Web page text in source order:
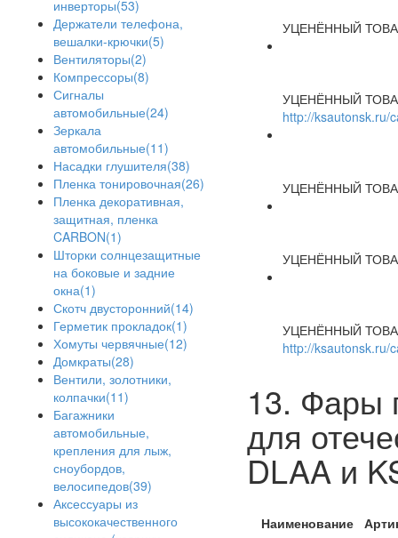
инверторы(53)
Держатели телефона,
вешалки-крючки(5)
Вентиляторы(2)
Компрессоры(8)
Сигналы
автомобильные(24)
Зеркала
автомобильные(11)
Насадки глушителя(38)
Пленка тонировочная(26)
Пленка декоративная,
защитная, пленка
CARBON(1)
Шторки солнцезащитные
на боковые и задние
окна(1)
Скотч двусторонний(14)
Герметик прокладок(1)
Хомуты червячные(12)
Домкраты(28)
Вентили, золотники,
колпачки(11)
Багажники
автомобильные,
крепления для лыж,
сноубордов,
велосипедов(39)
Аксессуары из
высококачественного
УЦЕНЁННЫЙ
УЦЕНЁННЫЙ
http://ksautonsk.ru/
УЦЕНЁННЫЙ
УЦЕНЁННЫЙ
УЦЕНЁННЫЙ
http://ksautonsk.ru/
13. Фары
для
DLAA и
Наименование